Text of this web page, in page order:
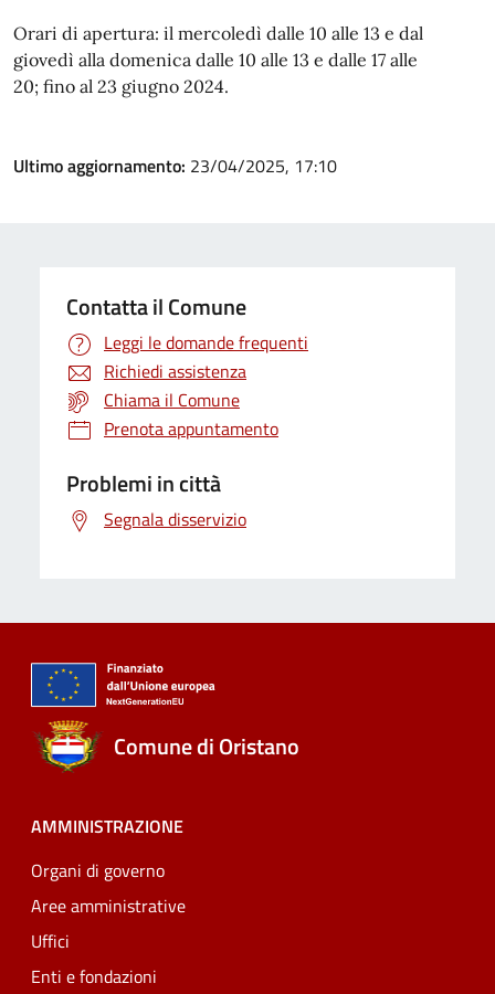
Orari di apertura: il mercoledì dalle 10 alle 13 e dal
giovedì alla domenica dalle 10 alle 13 e dalle 17 alle
20; fino al 23 giugno 2024.
Ultimo aggiornamento: 23/04/2025, 17:10
Contatta il Comune
Leggi le domande frequenti
Richiedi assistenza
Chiama il Comune
Prenota appuntamento
Problemi in città
Segnala disservizio
Comune di Oristano
AMMINISTRAZIONE
Organi di governo
Aree amministrative
Uffici
Enti e fondazioni